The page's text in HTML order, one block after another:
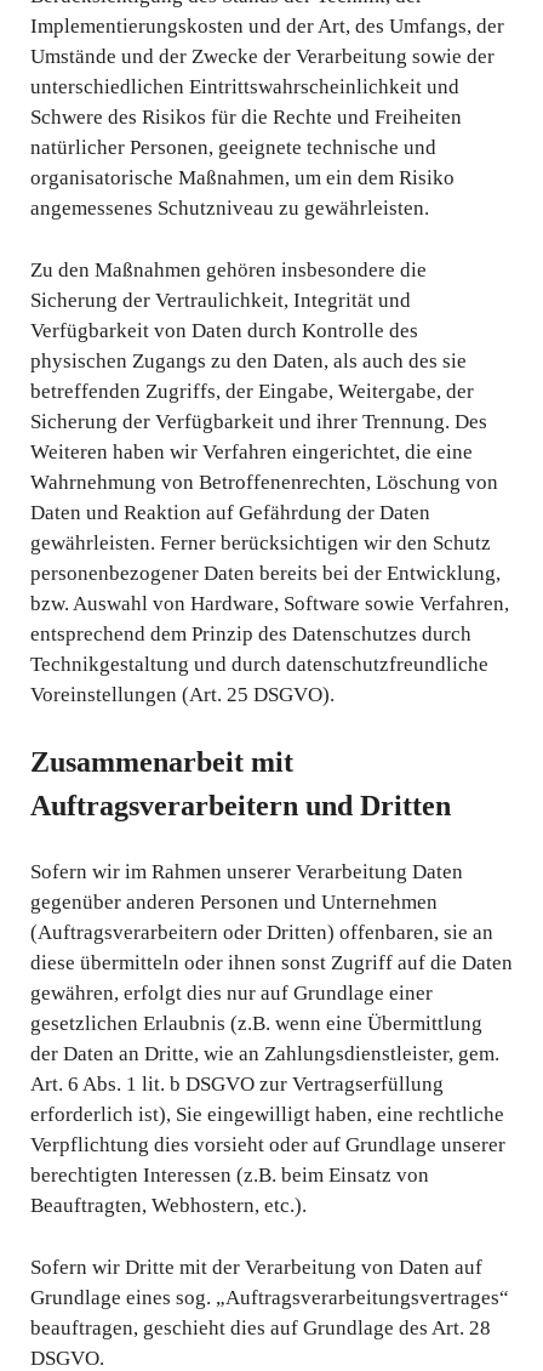
Implementierungskosten und der Art, des Umfangs, der
Umstände und der Zwecke der Verarbeitung sowie der
unterschiedlichen Eintrittswahrscheinlichkeit und
Schwere des Risikos für die Rechte und Freiheiten
natürlicher Personen, geeignete technische und
organisatorische Maßnahmen, um ein dem Risiko
angemessenes Schutzniveau zu gewährleisten.
Zu den Maßnahmen gehören insbesondere die
Sicherung der Vertraulichkeit, Integrität und
Verfügbarkeit von Daten durch Kontrolle des
physischen Zugangs zu den Daten, als auch des sie
betreffenden Zugriffs, der Eingabe, Weitergabe, der
Sicherung der Verfügbarkeit und ihrer Trennung. Des
Weiteren haben wir Verfahren eingerichtet, die eine
Wahrnehmung von Betroffenenrechten, Löschung von
Daten und Reaktion auf Gefährdung der Daten
gewährleisten. Ferner berücksichtigen wir den Schutz
personenbezogener Daten bereits bei der Entwicklung,
bzw. Auswahl von Hardware, Software sowie Verfahren,
entsprechend dem Prinzip des Datenschutzes durch
Technikgestaltung und durch datenschutzfreundliche
Voreinstellungen (Art. 25 DSGVO).
Zusammenarbeit mit
Auftragsverarbeitern und Dritten
Sofern wir im Rahmen unserer Verarbeitung Daten
gegenüber anderen Personen und Unternehmen
(Auftragsverarbeitern oder Dritten) offenbaren, sie an
diese übermitteln oder ihnen sonst Zugriff auf die Daten
gewähren, erfolgt dies nur auf Grundlage einer
gesetzlichen Erlaubnis (z.B. wenn eine Übermittlung
der Daten an Dritte, wie an Zahlungsdienstleister, gem.
Art. 6 Abs. 1 lit. b DSGVO zur Vertragserfüllung
erforderlich ist), Sie eingewilligt haben, eine rechtliche
Verpflichtung dies vorsieht oder auf Grundlage unserer
berechtigten Interessen (z.B. beim Einsatz von
Beauftragten, Webhostern, etc.).
Sofern wir Dritte mit der Verarbeitung von Daten auf
Grundlage eines sog. „Auftragsverarbeitungsvertrages“
beauftragen, geschieht dies auf Grundlage des Art. 28
DSGVO.